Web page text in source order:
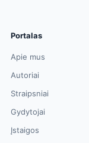
Portalas
Apie mus
Autoriai
Straipsniai
Gydytojai
Įstaigos